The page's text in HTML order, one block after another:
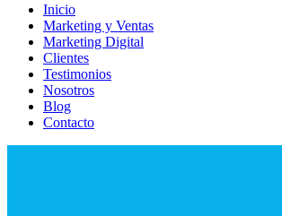
Inicio
Marketing y Ventas
Marketing Digital
Clientes
Testimonios
Nosotros
Blog
Contacto